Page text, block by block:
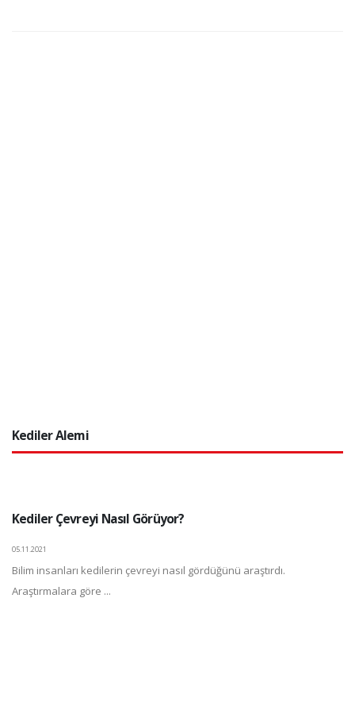
Kediler Alemi
Kediler Çevreyi Nasıl Görüyor?
05.11.2021
Bilim insanları kedilerin çevreyi nasıl gördüğünü araştırdı.
Araştırmalara göre ...